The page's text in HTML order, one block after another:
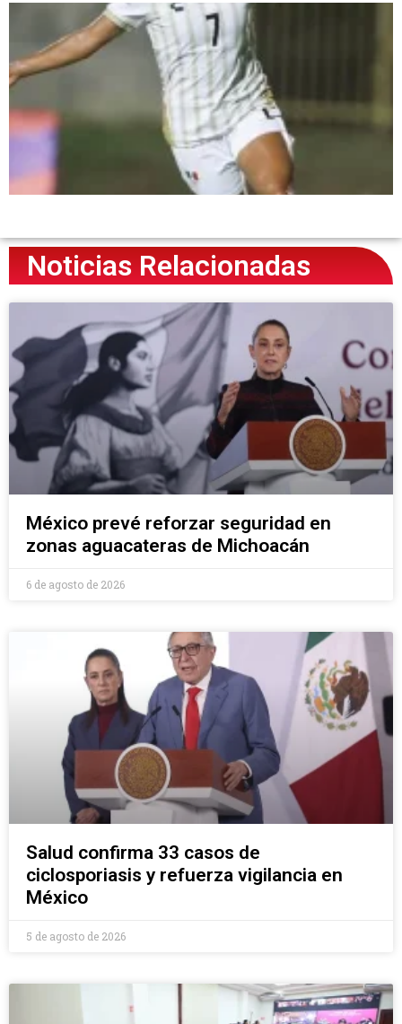
Noticias Relacionadas
México prevé reforzar seguridad en
zonas aguacateras de Michoacán
6 de agosto de 2026
Salud confirma 33 casos de
ciclosporiasis y refuerza vigilancia en
México
5 de agosto de 2026